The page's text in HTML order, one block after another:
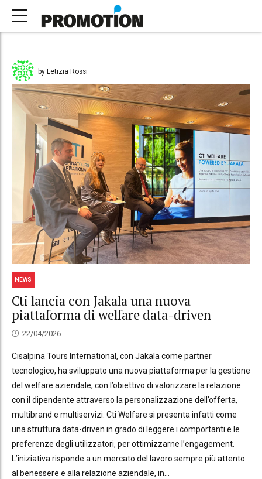
by Letizia Rossi
NEWS
Cti lancia con Jakala una nuova
piattaforma di welfare data-driven
22/04/2026
Cisalpina Tours International, con Jakala come partner
tecnologico, ha sviluppato una nuova piattaforma per la gestione
del welfare aziendale, con l’obiettivo di valorizzare la relazione
con il dipendente attraverso la personalizzazione dell’offerta,
multibrand e multiservizi. Cti Welfare si presenta infatti come
una struttura data-driven in grado di leggere i comportanti e le
preferenze degli utilizzatori, per ottimizzarne l’engagement.
L’iniziativa risponde a un mercato del lavoro sempre più attento
al benessere e alla relazione aziendale, in...